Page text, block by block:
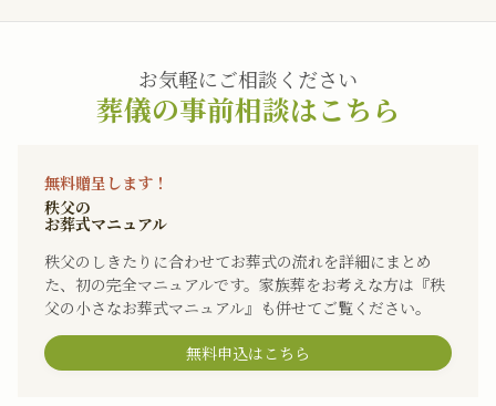
お気軽にご相談ください
葬儀の事前相談はこちら
無料贈呈します！
秩父の
お葬式マニュアル
秩父のしきたりに合わせてお葬式の流れを詳細にまとめ
た、初の完全マニュアルです。家族葬をお考えな方は『秩
父の小さなお葬式マニュアル』も併せてご覧ください。
無料申込はこちら